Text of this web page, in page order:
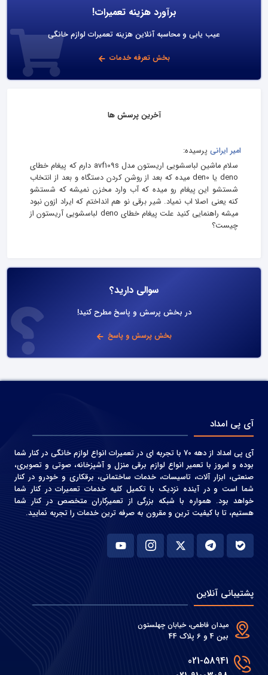
برآورد هزینه تعمیرات!
عیب یابی و محاسبه آنلاین هزینه تعمیرات لوازم خانگی
بخش تعرفه خدمات
آخرین پرسش ها
امیر ایرانی پرسیده:
سلام ماشین لباسشویی اریستون مدل avf109s دارم که پیغام خطای
deno یا den0 میده که بعد از روشن کردن دستگاه و بعد از انتخاب
شستشو این پیغام رو میده که آب وارد مخزن نمیشه که شستشو
کنه یعنی اصلا اب نمیاد. شیر برقی نو هم انداختم که ایراد ازون نبود
میشه راهنمایی کنید علت پیغام خطای deno لباسشویی آریستون از
چیست؟
سوالی دارید؟
در بخش پرسش و پاسخ مطرح کنید!
بخش پرسش و پاسخ
آی پی امداد
آی پی امداد از دهه 70 با تجربه ای در تعمیرات انواع لوازم خانگی در کنار شما
بوده و امروز با تعمیر انواع لوازم برقی منزل و آشپزخانه، صوتی و‌ تصویری،
صنعتی، ابزار آلات، تاسیسات، خدمات ساختمانی، برقکاری و خودرو در کنار
شما است و در آینده نزدیک با تکمیل کلیه خدمات تعمیرات در کنار شما
خواهد بود. همواره با شبکه بزرگی از تعمیرکاران متخصص در کنار شما
هستیم، تا با کیفیت ترین و مقرون به صرفه ترین خدمات را تجربه نمایید.
پشتیبانی آنلاین
میدان فاطمی، خیابان چهلستون
بین 4 و 6 پلاک 44
021-58941